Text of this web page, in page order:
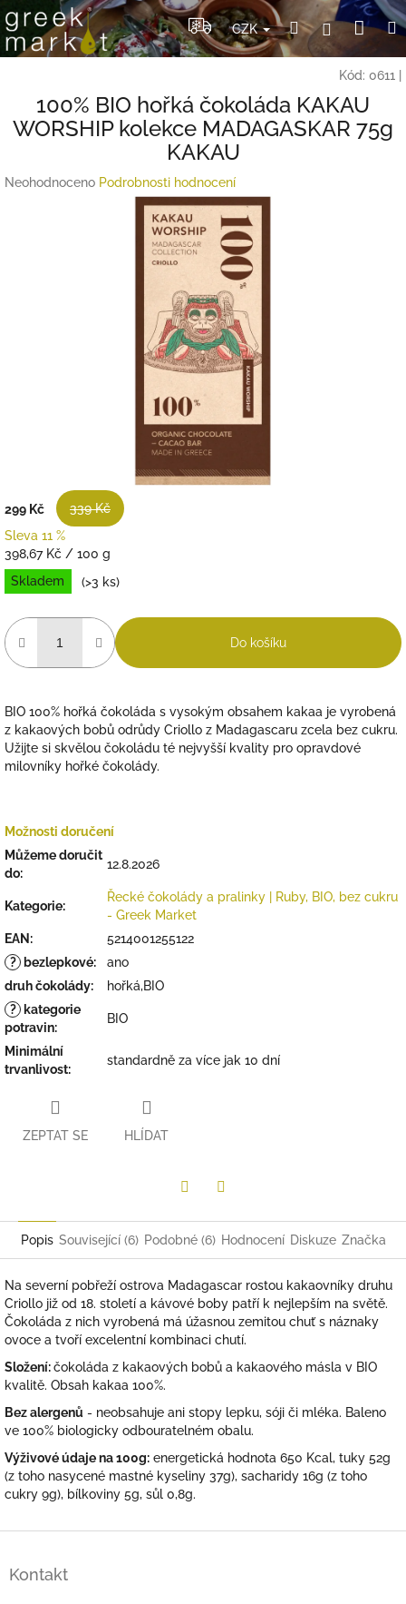
na
obsah
CZK HledatPřihlášení
Kód: 0611
100% BIO hořká čokoláda KAKAU
WORSHIP kolekce MADAGASKAR 75g
KAKAU
Průměrné
Neohodnoceno Podrobnosti hodnocení
299 Kč
339 Kč
Sleva 11 %
Měrná
cena:
398,67 Kč / 100 g
Skladem
(>3 ks)
Do košíku
BIO 100% hořká čokoláda s vysokým obsahem kakaa je vyrobená
z kakaových bobů odrůdy Criollo z Madagascaru zcela bez cukru.
Užijte si skvělou čokoládu té nejvyšší kvality pro opravdové
milovníky hořké čokolády.
Možnosti doručení
Můžeme doručit
do:
12.8.2026
Kategorie:
Řecké čokolády a pralinky | Ruby, BIO, bez cukru
- Greek Market
EAN :
5214001255122
?
bezlepkové:
ano
druh čokolády:
hořká,BIO
?
kategorie
potravin:
BIO
Minimální
trvanlivost:
standardně za více jak 10 dní
ZEPTAT SE HLÍDAT
Popis Související (6) Podobné (6) Hodnocení Diskuze Značka
Na severní pobřeží ostrova Madagascar rostou kakaovníky druhu
Criollo již od 18. století a kávové boby patří k nejlepším na světě.
Čokoláda z nich vyrobená má úžasnou zemitou chuť s náznaky
ovoce a tvoří excelentní kombinaci chutí.
Složení:čokoláda z kakaových bobů a kakaového másla v BIO
kvalitě. Obsah kakaa 100%.
Bez alergenů - neobsahuje ani stopy lepku, sóji či mléka. Baleno
ve 100% biologicky odbouratelném obalu.
Výživové údaje na 100g: energetická hodnota 650 Kcal, tuky 52g
(z toho nasycené mastné kyseliny 37g), sacharidy 16g (z toho
cukry 9g), bílkoviny 5g, sůl 0,8g.
Kontakt